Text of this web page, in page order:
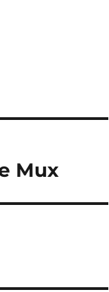
Mux